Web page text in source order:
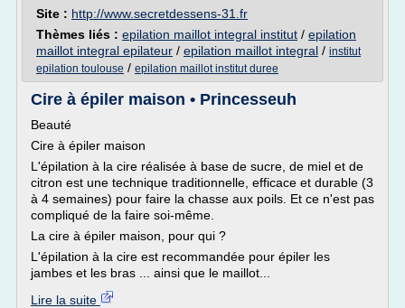
Site : http://www.secretdessens-31.fr
Thèmes liés : epilation maillot integral institut / epilation
maillot integral epilateur / epilation maillot integral / institut
epilation toulouse / epilation maillot institut duree
Cire à épiler maison • Princesseuh
Beauté
Cire à épiler maison
L'épilation à la cire réalisée à base de sucre, de miel et de
citron est une technique traditionnelle, efficace et durable (3
à 4 semaines) pour faire la chasse aux poils. Et ce n'est pas
compliqué de la faire soi-même.
La cire à épiler maison, pour qui ?
L'épilation à la cire est recommandée pour épiler les
jambes et les bras ... ainsi que le maillot...
Lire la suite